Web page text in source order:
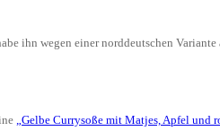
ihn wegen einer norddeutschen
„Gelbe Currysoße mit Matjes, Apfel und